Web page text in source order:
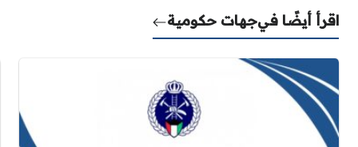
اقرأ أيضًا فيجهات حكومية